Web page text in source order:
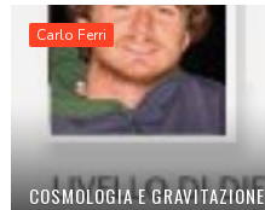
Carlo Ferri
COSMOLOGIA E GRAVITAZIONE